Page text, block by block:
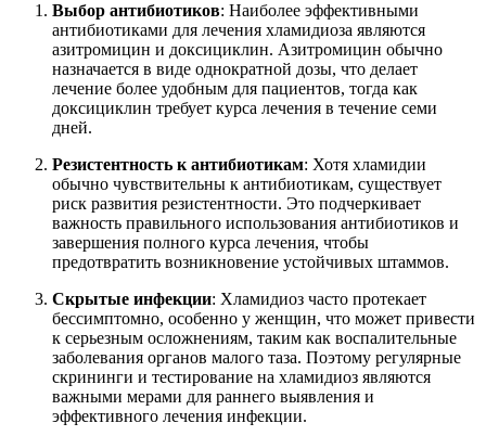
Выбор антибиотиков: Наиболее эффективными
антибиотиками для лечения хламидиоза являются
азитромицин и доксициклин. Азитромицин обычно
назначается в виде однократной дозы, что делает
лечение более удобным для пациентов, тогда как
доксициклин требует курса лечения в течение семи
дней.
Резистентность к антибиотикам: Хотя хламидии
обычно чувствительны к антибиотикам, существует
риск развития резистентности. Это подчеркивает
важность правильного использования антибиотиков и
завершения полного курса лечения, чтобы
предотвратить возникновение устойчивых штаммов.
Скрытые инфекции: Хламидиоз часто протекает
бессимптомно, особенно у женщин, что может привести
к серьезным осложнениям, таким как воспалительные
заболевания органов малого таза. Поэтому регулярные
скрининги и тестирование на хламидиоз являются
важными мерами для раннего выявления и
эффективного лечения инфекции.